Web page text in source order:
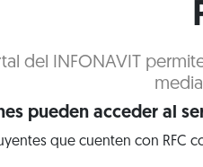
del INFONAVIT
pueden acceder al
que cuenten con RFC